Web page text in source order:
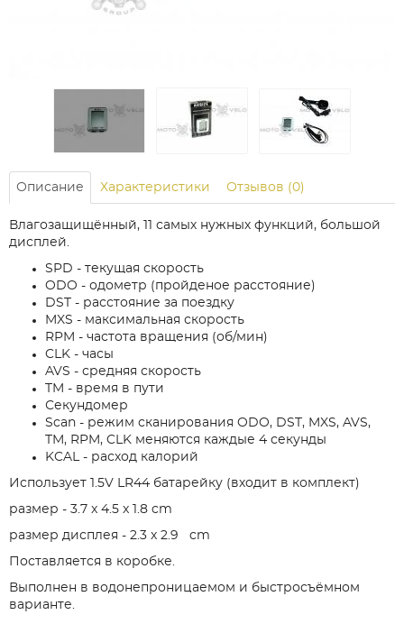
Описание Характеристики Отзывов (0)
Влагозащищённый, 11 самых нужных функций, большой
дисплей.
SPD - текущая скорость
ODO - одометр (пройденое расстояние)
DST - расстояние за поездку
MXS - максимальная скорость
RPM - частота вращения (об/мин)
CLK - часы
AVS - средняя скорость
TM - время в пути
Секундомер
Scan - режим сканирования ODO, DST, MXS, AVS,
TM, RPM, CLK меняются каждые 4 секунды
KCAL - расход калорий
Использует 1.5V LR44 батарейку (входит в комплект)
размер - 3.7 x 4.5 x 1.8 cm
размер дисплея - 2.3 x 2.9 cm
Поставляется в коробке.
Выполнен в водонепроницаемом и быстросъёмном
варианте.